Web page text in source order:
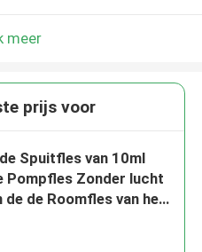
meer
prijs voor
Spuitfles van 10ml
Pompfles Zonder lucht
de de Roomfles van het